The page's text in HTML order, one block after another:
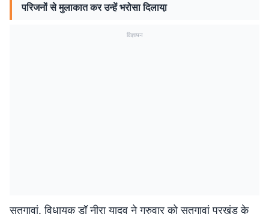
परिजनों से मुलाकात कर उन्हें भरोसा दिलाया़
विज्ञापन
सतगावां. विधायक डॉ़ नीरा यादव ने गुरुवार को सतगावां प्रखंड के